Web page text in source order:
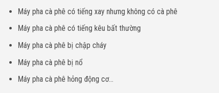
Máy pha cà phê có tiếng xay nhưng không có cà phê
Máy pha cà phê có tiếng kêu bất thường
Máy pha cà phê bị chập cháy
Máy pha cà phê bị nổ
Máy pha cà phê hỏng động cơ…